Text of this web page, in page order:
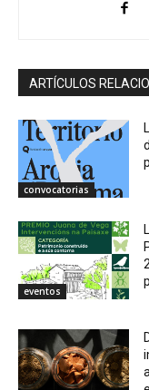
ARTÍCULOS
convocatorias
eventos